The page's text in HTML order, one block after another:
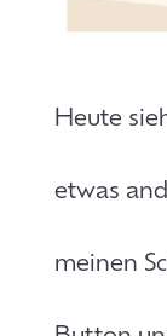
Heute
etwas
meinen